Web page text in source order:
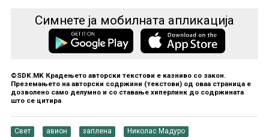
Симнете ја мобилната апликација
©SDK.MK Крадењето авторски текстови е казниво со закон.
Преземањето на авторски содржини (текстови) од оваа страница е
дозволено само делумно и со ставање хиперлинк до содржината
што се цитира
Свет авион заплена Николас Мадуро